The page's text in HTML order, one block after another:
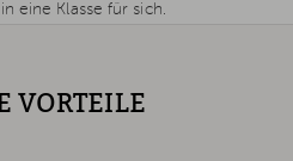
eine Klasse für sich.
VORTEILE